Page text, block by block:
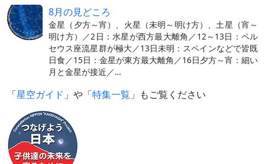
8月の見どころ
金星（夕方～宵）、火星（未明～明け方）、土星（宵～
明け方）／2日：水星が西方最大離角／12～13日：ペル
セウス座流星群が極大／13日未明：スペインなどで皆既
日食／15日：金星が東方最大離角／16日夕方～宵：細い
月と金星が接近／…
「星空ガイド 」や「特集一覧 」もご覧ください